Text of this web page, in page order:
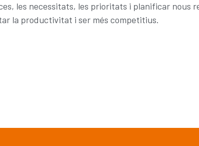
les necessitats, les prioritats i planificar nous
la productivitat i ser més competitius.